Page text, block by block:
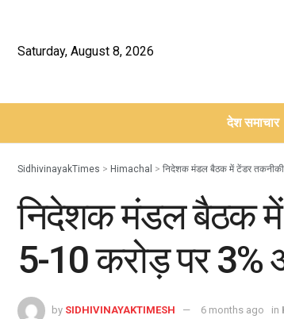
Saturday, August 8, 2026
देश समाचार
SidhivinayakTimes > Himachal > निदेशक मंडल बैठक में टेंडर
निदेशक मंडल बैठक
5-10 करोड़ पर
by SIDHIVINAYAKTIMESH 6 months ago in